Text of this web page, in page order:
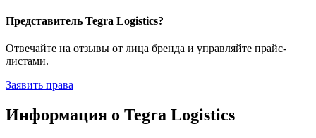
Представитель Tegra Logistics?
Отвечайте на отзывы от лица бренда и управляйте прайс-
листами.
Заявить права
Информация о Tegra Logistics